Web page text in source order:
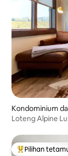
Kondominium
Loteng Alpine
Pilihan utama
Pilihan